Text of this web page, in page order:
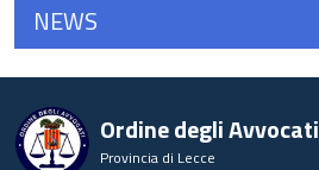
NEWS
Ordine degli Avvocati
Provincia di Lecce